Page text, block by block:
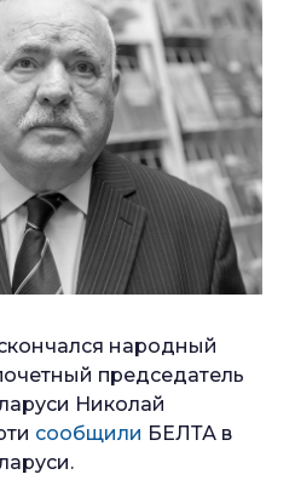
народный
председатель
Николай
сообщили БЕЛТА в